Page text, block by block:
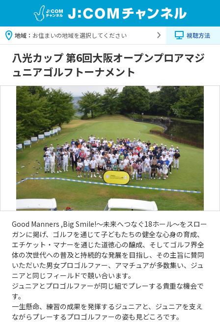
地域： お住まいの地域を選択してください 視聴方法
八光カップ 第6回大阪オープンプロアマジ
ュニアゴルフトーナメント
Good Manners ,Big Smile!～未来へつなぐ18ホール～をスロー
ガンに掲げ、ゴルフを通じて子どもたちの健全な心身の育成、
エチケット・マナーを通じた道徳心の醸成、そしてゴルフ界全
体の次世代への普及と持続的な発展を目指し、その主旨に賛同
いただいた男女プロゴルファー、アマチュアが多数集い、ジュ
ニアと同じフィールドで競い合います。
ジュニアとプロゴルファーが同じ組でプレーする貴重な機会で
す。
一生懸命、練習の成果を発揮するジュニアと、ジュニアを支え
ながらプレーするプロゴルファーの姿も見どころです。